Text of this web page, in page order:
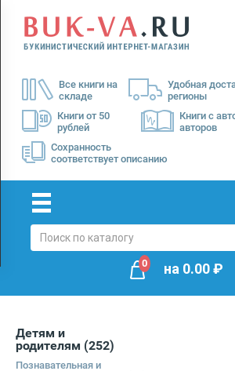
Все книги на
складе
Удобная
регионы
Книги от 50
рублей
Книги с
авторов
Сохранность
соответствует описанию
Menu
Доставка
Оплата
0 на 0.00₽
Детям и
родителям (252)
Познавательная и